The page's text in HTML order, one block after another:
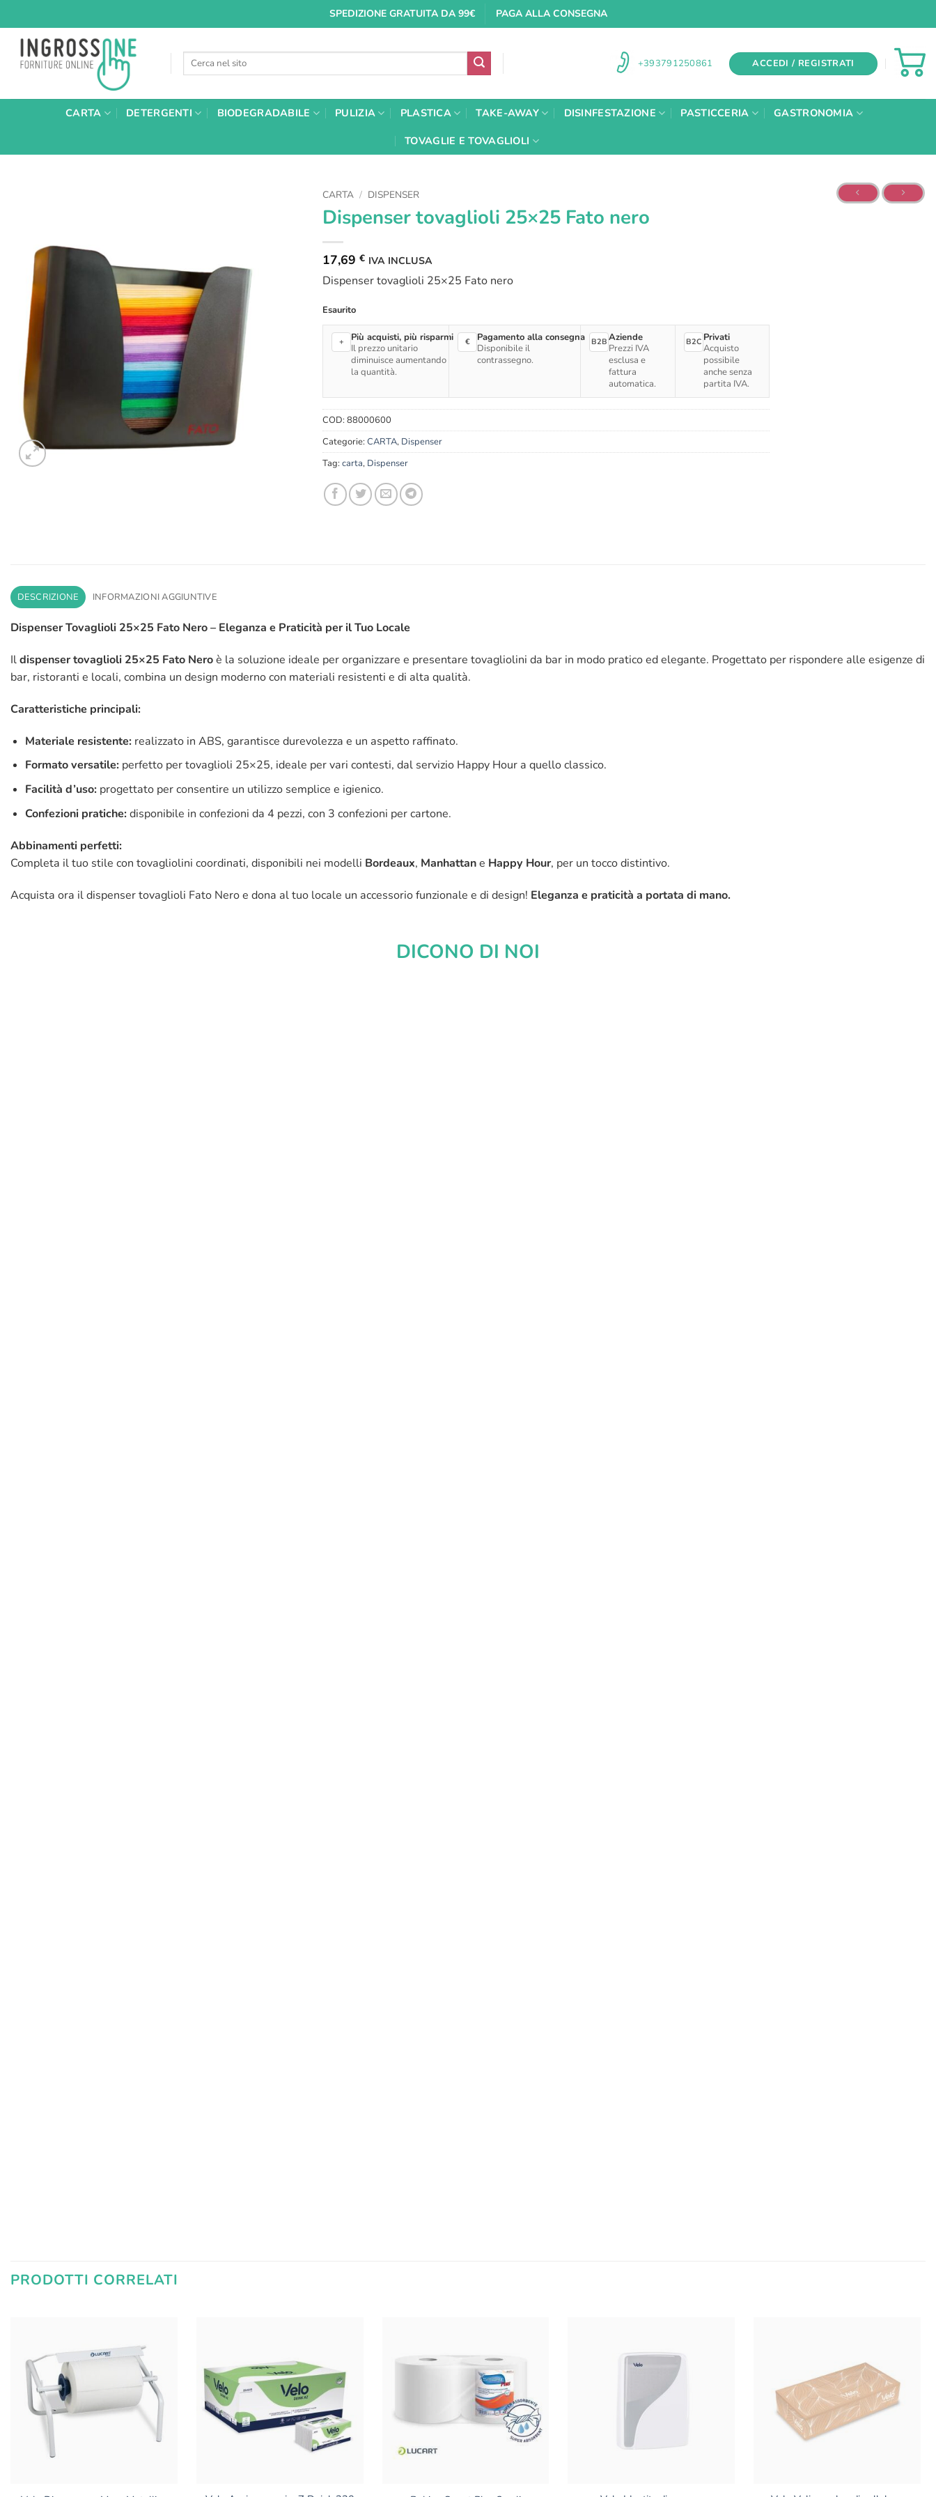
ai
contenuti
SPEDIZIONE GRATUITA DA 99€ PAGA ALLA CONSEGNA
Cerca: +393791250861 ACCEDI / REGISTRATI
CARTA DETERGENTI BIODEGRADABILE PULIZIA PLASTICA TAKE-AWAY DISINFESTAZIONE PASTICCERIA
GASTRONOMIA
TOVAGLIE E TOVAGLIOLI
CARTA / DISPENSER
Dispenser tovaglioli 25×25 Fato nero
17,69 € IVA INCLUSA
Dispenser tovaglioli 25×25 Fato nero
Esaurito
+
Più acquisti, più risparmi
Il prezzo unitario
diminuisce aumentando
la quantità.
€
Pagamento alla consegna
Disponibile il
contrassegno.
B2B Aziende
Prezzi IVA
esclusa e
fattura
automatica.
B2C Privati
Acquisto
possibile
anche senza
partita IVA.
COD: 88000600
Categorie: CARTA, Dispenser
Tag: carta, Dispenser
DESCRIZIONE INFORMAZIONI AGGIUNTIVE
Dispenser Tovaglioli 25×25 Fato Nero – Eleganza e Praticità per il Tuo Locale
Ildispenser tovaglioli 25×25 Fato Neroè la soluzione ideale per organizzare e presentare tovagliolini da bar in modo pratico ed elegante. Progettato per rispondere alle esigenze di
bar, ristoranti e locali, combina un design moderno con materiali resistenti e di alta qualità.
Caratteristiche principali:
Materiale resistente: realizzato in ABS, garantisce durevolezza e un aspetto raffinato.
Formato versatile: perfetto per tovaglioli 25×25, ideale per vari contesti, dal servizio Happy Hour a quello classico.
Facilità d’uso: progettato per consentire un utilizzo semplice e igienico.
Confezioni pratiche:disponibile in confezioni da 4 pezzi, con 3 confezioni per cartone.
Abbinamenti perfetti:
Completa il tuo stile con tovagliolini coordinati, disponibili nei modelli Bordeaux, Manhattane Happy Hour, per un tocco distintivo.
Acquista ora il dispenser tovaglioli Fato Nero e dona al tuo locale un accessorio funzionale e di design! Eleganza e praticità a portata di mano.
DICONO DI NOI
PRODOTTI CORRELATI